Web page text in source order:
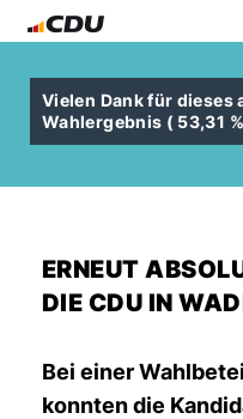
Vielen Dank für dieses
Wahlergebnis ( 53,31
ERNEUT
DIE CDU IN
Bei einer
konnten die